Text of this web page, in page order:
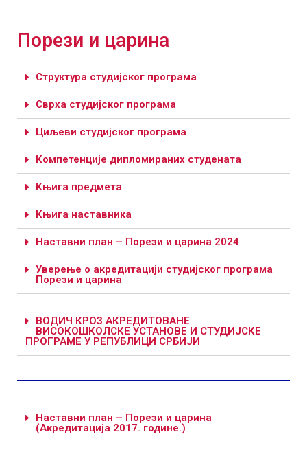
Порези и царинa
Структура студијског програма
Сврха студијског програма
Циљеви студијског програма
Компетенције дипломираних студената
Књига предмета
Књига наставника
Наставни план – Порези и царина 2024
Уверење о акредитацији студијског програма
Порези и царина
ВОДИЧ КРОЗ АКРЕДИТОВАНЕ
ВИСОКОШКОЛСКЕ УСТАНОВЕ И СТУДИЈСКЕ
ПРОГРАМЕ У РЕПУБЛИЦИ СРБИЈИ
Наставни план – Порези и царина
(Акредитација 2017. године.)